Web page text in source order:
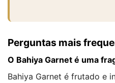
Perguntas mais
O Bahiya Garnet é uma
Bahiya Garnet é frutado e